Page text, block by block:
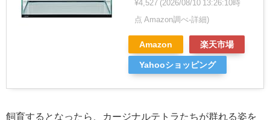
¥4,527 (2026/08/10 13:26:10時
点 Amazon調べ-詳細)
Amazon 楽天市場
Yahooショッピング
飼育するとなったら、カージナルテトラたちが群れる姿を